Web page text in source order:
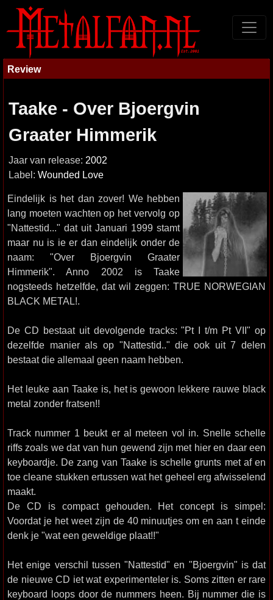
Review
Taake - Over Bjoergvin
Graater Himmerik
Jaar van release: 2002
Label: Wounded Love
Eindelijk is het dan zover! We hebben
lang moeten wachten op het vervolg op
"Nattestid..." dat uit Januari 1999 stamt
maar nu is ie er dan eindelijk onder de
naam: "Over Bjoergvin Graater
Himmerik". Anno 2002 is Taake
nogsteeds hetzelfde, dat wil zeggen: TRUE NORWEGIAN
BLACK METAL!.
De CD bestaat uit devolgende tracks: "Pt I t/m Pt VII" op
dezelfde manier als op "Nattestid.." die ook uit 7 delen
bestaat die allemaal geen naam hebben.
Het leuke aan Taake is, het is gewoon lekkere rauwe black
metal zonder fratsen!!
Track nummer 1 beukt er al meteen vol in. Snelle schelle
riffs zoals we dat van hun gewend zijn met hier en daar een
keyboardje. De zang van Taake is schelle grunts met af en
toe cleane stukken ertussen wat het geheel erg afwisselend
maakt.
De CD is compact gehouden. Het concept is simpel:
Voordat je het weet zijn de 40 minuutjes om en aan t einde
denk je "wat een geweldige plaat!!"
Het enige verschil tussen "Nattestid" en "Bjoergvin" is dat
de nieuwe CD iet wat experimenteler is. Soms zitten er rare
keyboard loops door de nummers heen. Bij nummer die is